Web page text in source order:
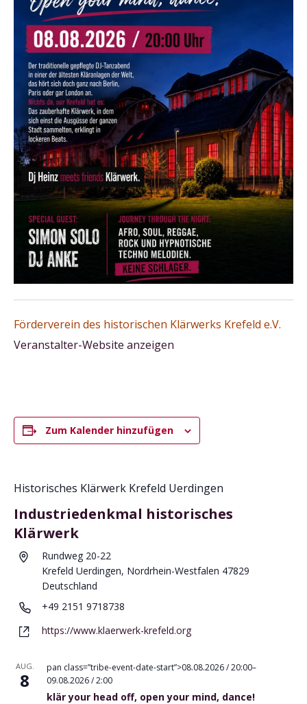
Förderverein des historischen Klärwerks Krefeld e.V.
Veranstalter-Website anzeigen
Zum Kalender hinzufügen
Historisches Klärwerk Krefeld Uerdingen
Industriedenkmal historisches
Klärwerk
A
e
s
s
Rundweg 20-22
Krefeld Uerdingen, Nordrhein-Westfalen 47829
Deutschland
T
l
f
o
‭+49 2151 9718738‬
W
s
e
https://www.klaerwerk-krefeld.org
AUG.
8
pan class=”tribe-event-date-start”>08.08.2026 / 20:00–
09.08.2026 / 2:00
klär your head off, open your mind, dance!